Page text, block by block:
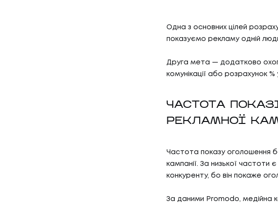
Одна з основних цілей
показуємо рекламу одній
Друга мета — додатково
комунікації або розрахунок %
ЧАСТОТА
РЕКЛАМНОЇ
Частота показу оголошення
кампанії. За низької частоти
конкуренту, бо він покаже
За даними Promodo, медійна
ПОСЛУГИ
КЕЙСИ
КЕЙСИ
КЛІЄНТИ
ПРО НАС